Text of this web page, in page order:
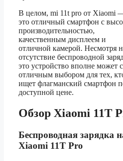
В целом, mi 11t pro от Xiaomi
это отличный смартфон с
производительностью,
качественным дисплеем и
отличной камерой. Несмотря
отсутствие беспроводной
это устройство вполне может
отличным выбором для тех,
ищет флагманский смартфон
доступной цене.
Обзор Xiaomi 11T
Беспроводная зарядка
Xiaomi 11T Pro